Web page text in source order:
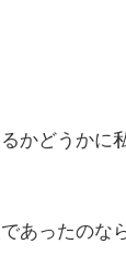
かどうかに
あったのな